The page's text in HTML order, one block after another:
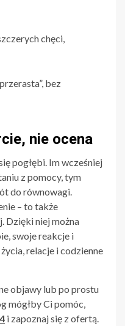
chęci,
bez
nie ocena
pogłębi. Im wcześniej
z pomocy, tym
do równowagi.
– to także
Dzięki niej można
swoje reakcje i
relacje i codzienne
objawy lub po prostu
mógłby Ci pomóc,
i zapoznaj się z ofertą.